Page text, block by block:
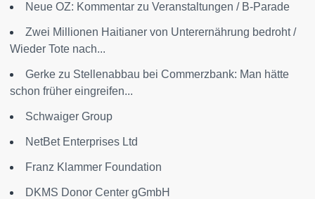
Neue OZ: Kommentar zu Veranstaltungen / B-Parade
Zwei Millionen Haitianer von Unterernährung bedroht /
Wieder Tote nach...
Gerke zu Stellenabbau bei Commerzbank: Man hätte
schon früher eingreifen...
Schwaiger Group
NetBet Enterprises Ltd
Franz Klammer Foundation
DKMS Donor Center gGmbH